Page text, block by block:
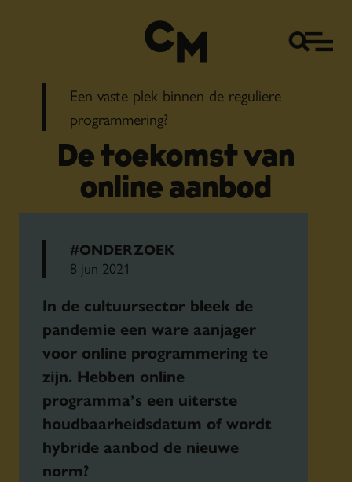
Een vaste plek binnen de reguliere
programmering?
De toekomst van
online aanbod
#ONDERZOEK
8 jun 2021
In de cultuursector bleek de
pandemie een ware aanjager
voor online programmering te
zijn. Hebben online
programma’s een uiterste
houdbaarheidsdatum of wordt
hybride aanbod de nieuwe
norm?